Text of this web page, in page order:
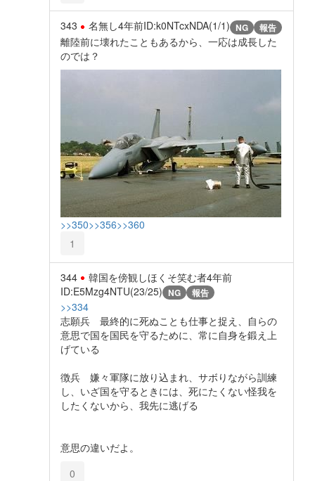
343 名無し4年前ID:k0NTcxNDA(1/1) NG 報告
離陸前に壊れたこともあるから、一応は成長した
のでは？
>>350>>356>>360
1
344 韓国を傍観しほくそ笑む者4年前
ID:E5Mzg4NTU(23/25) NG 報告
>>334
志願兵 最終的に死ぬことも仕事と捉え、自らの
意思で国を国民を守るために、常に自身を鍛え上
げている
徴兵 嫌々軍隊に放り込まれ、サボりながら訓練
し、いざ国を守るときには、死にたくない怪我を
したくないから、我先に逃げる
意思の違いだよ。
0